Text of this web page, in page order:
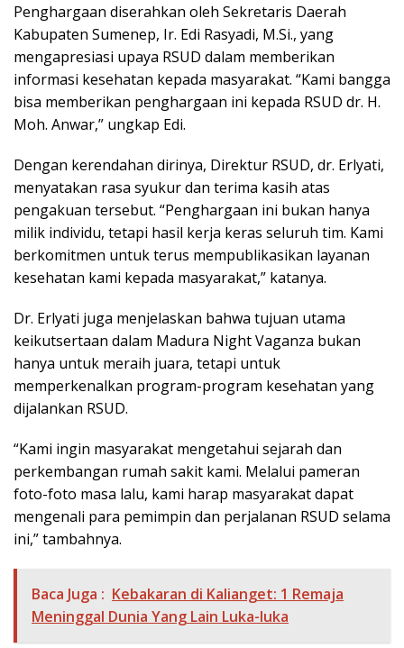
Penghargaan diserahkan oleh Sekretaris Daerah
Kabupaten Sumenep, Ir. Edi Rasyadi, M.Si., yang
mengapresiasi upaya RSUD dalam memberikan
informasi kesehatan kepada masyarakat. “Kami bangga
bisa memberikan penghargaan ini kepada RSUD dr. H.
Moh. Anwar,” ungkap Edi.
Dengan kerendahan dirinya, Direktur RSUD, dr. Erlyati,
menyatakan rasa syukur dan terima kasih atas
pengakuan tersebut. “Penghargaan ini bukan hanya
milik individu, tetapi hasil kerja keras seluruh tim. Kami
berkomitmen untuk terus mempublikasikan layanan
kesehatan kami kepada masyarakat,” katanya.
Dr. Erlyati juga menjelaskan bahwa tujuan utama
keikutsertaan dalam Madura Night Vaganza bukan
hanya untuk meraih juara, tetapi untuk
memperkenalkan program-program kesehatan yang
dijalankan RSUD.
“Kami ingin masyarakat mengetahui sejarah dan
perkembangan rumah sakit kami. Melalui pameran
foto-foto masa lalu, kami harap masyarakat dapat
mengenali para pemimpin dan perjalanan RSUD selama
ini,” tambahnya.
Baca Juga : Kebakaran di Kalianget: 1 Remaja
Meninggal Dunia Yang Lain Luka-luka